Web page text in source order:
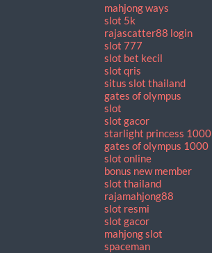
mahjong ways
slot 5k
rajascatter88 login
slot 777
slot bet kecil
slot qris
situs slot thailand
gates of olympus
slot
slot gacor
starlight princess 1000
gates of olympus 1000
slot online
bonus new member
slot thailand
rajamahjong88
slot resmi
slot gacor
mahjong slot
spaceman